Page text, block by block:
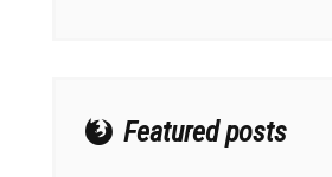
Featured posts